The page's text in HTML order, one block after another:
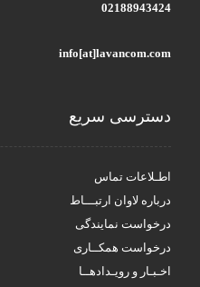
02188943424
info[at]lavancom.com
دسترسی سریع
اطـلاعات تماس
درباره لاوان ارتبـــاط
درخواست نمایندگی
درخواست همکــاری
اخـبـار و رویـدادهــا